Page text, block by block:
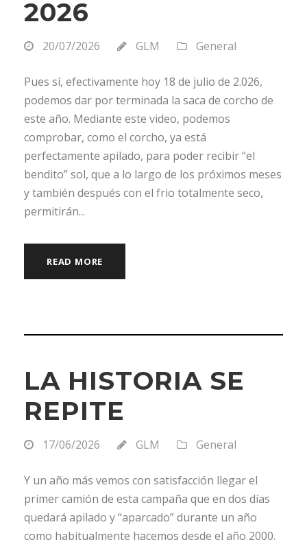
2026
20/07/2026 GLM General
Pues sí, efectivamente hoy 18 de julio de 2.026,
podemos dar por terminada la saca de corcho de
este año. Mediante este video, podemos
comprobar, como el corcho, ya está
perfectamente apilado, para poder recibir “el
bendito” sol, que a lo largo de los próximos meses
y también después con el frio totalmente seco,
permitirán...
READ MORE
LA HISTORIA SE
REPITE
17/06/2026 GLM General
Y un año más vemos con satisfacción llegar el
primer camión de esta campaña que en dos días
quedará apilado y “aparcado” durante un año
como habitualmente hacemos desde el año 2000.